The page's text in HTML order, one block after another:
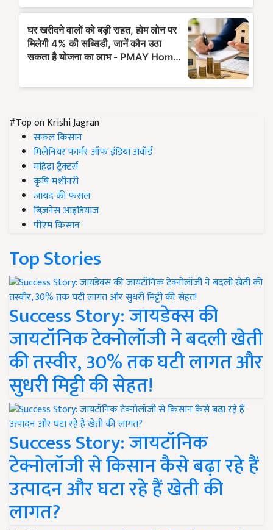
#Top on Krishi Jagran
सफल किसान
मिलेनियर फार्मर ऑफ इंडिया अवॉर्ड
महिंद्रा ट्रैक्टर्स
कृषि मशीनरी
जायद की फसल
बिज़नेस आइडियाज
पीएम किसान
Top Stories
Success Story: जायडेक्स की
जायटॉनिक टेक्नोलॉजी ने बदली खेती
की तस्वीर, 30% तक घटी लागत और
सुधरी मिट्टी की सेहत!
Success Story: जायटॉनिक
टेक्नोलॉजी से किसान कैसे बढ़ा रहे हैं
उत्पादन और घटा रहे हैं खेती की
लागत?